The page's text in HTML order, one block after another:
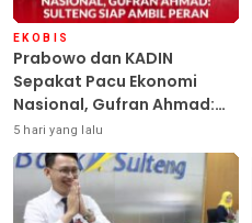
EKOBIS
Prabowo dan KADIN
Sepakat Pacu Ekonomi
Nasional, Gufran Ahmad:
Sulteng Siap Ambil Peran
5 hari yang lalu